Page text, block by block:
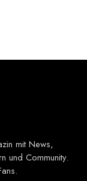
mit News,
und Community.